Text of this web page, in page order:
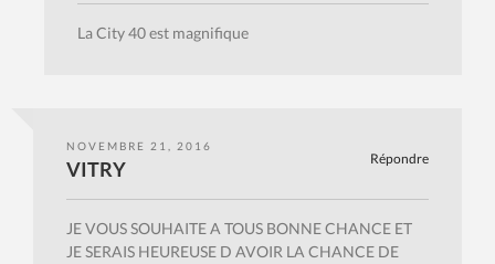
La City 40 est magnifique
NOVEMBRE 21, 2016
Répondre
VITRY
JE VOUS SOUHAITE A TOUS BONNE CHANCE ET
JE SERAIS HEUREUSE D AVOIR LA CHANCE DE